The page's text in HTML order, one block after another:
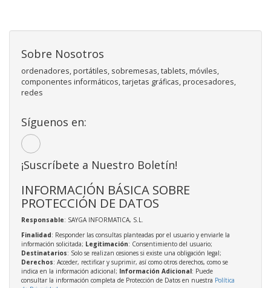
Sobre Nosotros
ordenadores, portátiles, sobremesas, tablets, móviles,
componentes informáticos, tarjetas gráficas, procesadores,
redes
Síguenos en:
¡Suscríbete a Nuestro Boletín!
INFORMACIÓN BÁSICA SOBRE
PROTECCIÓN DE DATOS
Responsable: SAYGA INFORMATICA, S.L.
Finalidad: Responder las consultas planteadas por el usuario y enviarle la
información solicitada; Legitimación: Consentimiento del usuario;
Destinatarios: Solo se realizan cesiones si existe una obligación legal;
Derechos: Acceder, rectificar y suprimir, así como otros derechos, como se
indica en la información adicional; Información Adicional: Puede
consultar la información completa de Protección de Datos en nuestra Política